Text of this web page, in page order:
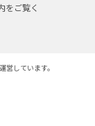
をご覧く
営しています。